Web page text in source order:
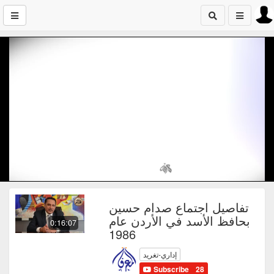
0:16:07
تفاصيل اجتماع صدام حسين
بحافظ الأسد في الأردن عام
1986
إداري-تغريد
Subscribe 28